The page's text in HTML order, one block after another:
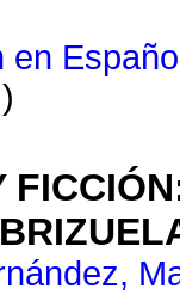
en
)
FICCIÓN